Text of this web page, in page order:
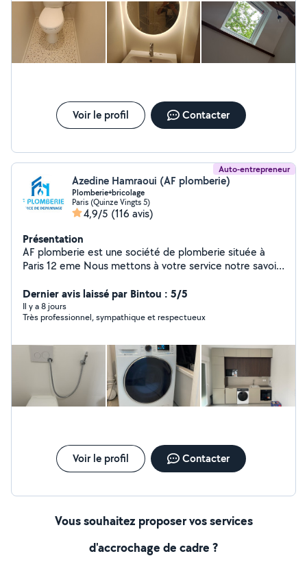
toutes mes exigences. Merci Nadir!
Voir le profil Contacter
Auto-entrepreneur
Azedine Hamraoui (AF plomberie)
Plomberie+bricolage
Paris (Quinze Vingts 5)
4,9/5 (116 avis)
Présentation
AF plomberie est une société de plomberie située à
Paris 12 eme Nous mettons à votre service notre savoir-
installation, dépannage et entretien de plomberie. Nos
prestations couvrent : Réparation de fuites d'eau
Installation et entretien de chauffe-eau Rénovation de
rapide et urgent Pourquoi nous choisir ? Intervention
rapide et soignée Devis clair et transparent Artisan de
confiance avec plusieurs années d'expérience Service
disponible 7j/7 pour vos urgences Nous intervenons à
Paris et dans les environs îles de France
Dernier avis laissé par Bintou : 5/5
Il y a 8 jours
Très professionnel, sympathique et respectueux
Voir le profil Contacter
Vous souhaitez proposer vos services
d'accrochage de cadre ?